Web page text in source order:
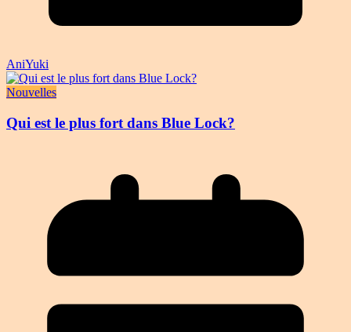
AniYuki
Nouvelles
Qui est le plus fort dans Blue Lock?